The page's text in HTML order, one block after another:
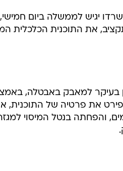
יגיש לממשלה ביום
שקל בתקציב, את התוכנית
בעיקר למאבק באבטלה,
את פרטיה של התוכנית,
והפחתה בנטל המיסוי